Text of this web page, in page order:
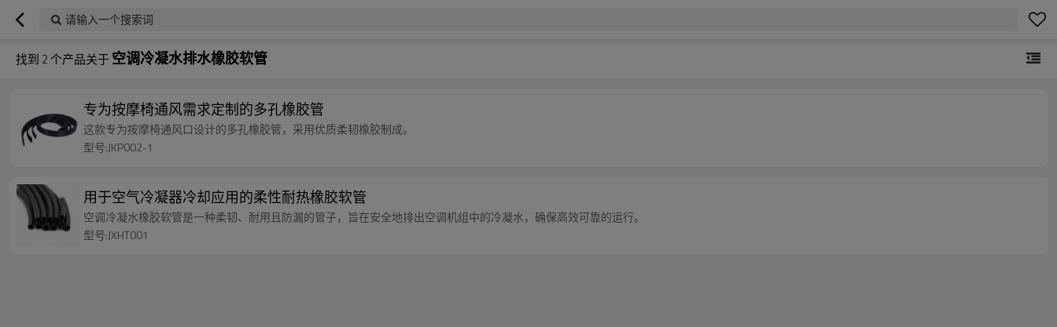
请输入一个搜索词
找到 2个产品关于空调冷凝水排水橡胶软管
专为按摩椅通风需求定制的多孔橡胶管
这款专为按摩椅通风口设计的多孔橡胶管，采用优质柔韧橡胶制成。
型号:JKP002-1
用于空气冷凝器冷却应用的柔性耐热橡胶软管
空调冷凝水橡胶软管是一种柔韧、耐用且防漏的管子，旨在安全地排出空调机组中的冷凝水，确保高效可靠的运行。
型号:JXHT001